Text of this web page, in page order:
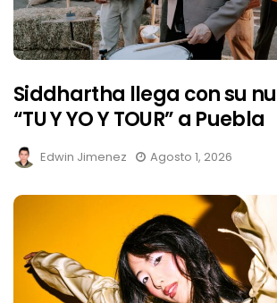
Siddhartha llega con su
“TU Y YO Y TOUR” a Puebla
Edwin Jimenez Agosto 1, 2026